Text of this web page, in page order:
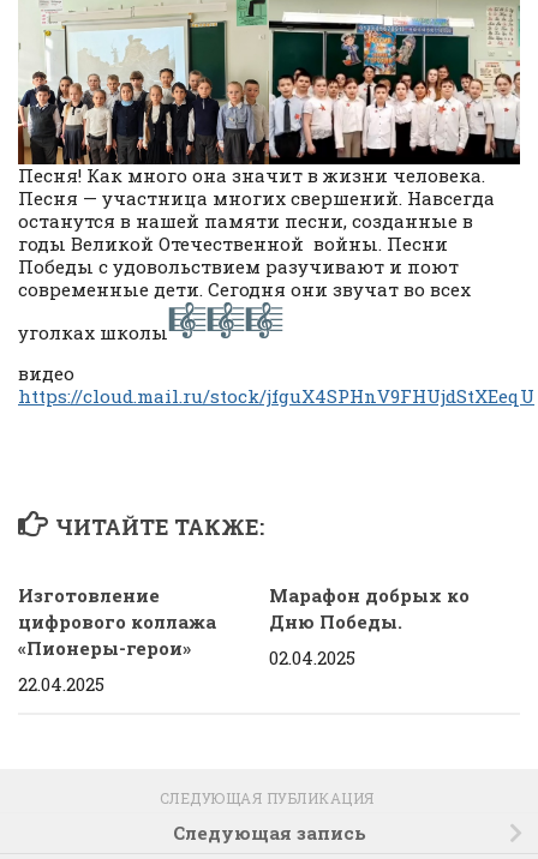
Песня! Как много она значит в жизни человека.
Песня — участница многих свершений. Навсегда
останутся в нашей памяти песни, созданные в
годы Великой Отечественной войны. Песни
Победы с удовольствием разучивают и поют
современные дети. Сегодня они звучат во всех
уголках школы
видео
https://cloud.mail.ru/stock/jfguX4SPHnV9FHUjdStXEeqU
ЧИТАЙТЕ ТАКЖЕ:
Изготовление
цифрового коллажа
«Пионеры-герои»
22.04.2025
Марафон добрых ко
Дню Победы.
02.04.2025
СЛЕДУЮЩАЯ ПУБЛИКАЦИЯ
Следующая запись